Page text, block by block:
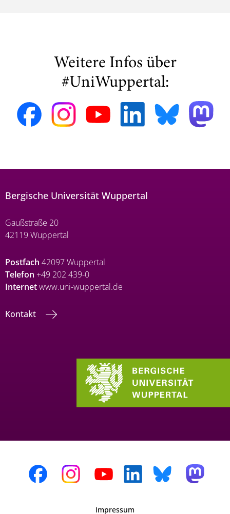
Weitere Infos über
#UniWuppertal:
Bergische Universität Wuppertal
Gaußstraße 20
42119 Wuppertal
Postfach 42097 Wuppertal
Telefon +49 202 439-0
Internetwww.uni-wuppertal.de
Kontakt
Impressum